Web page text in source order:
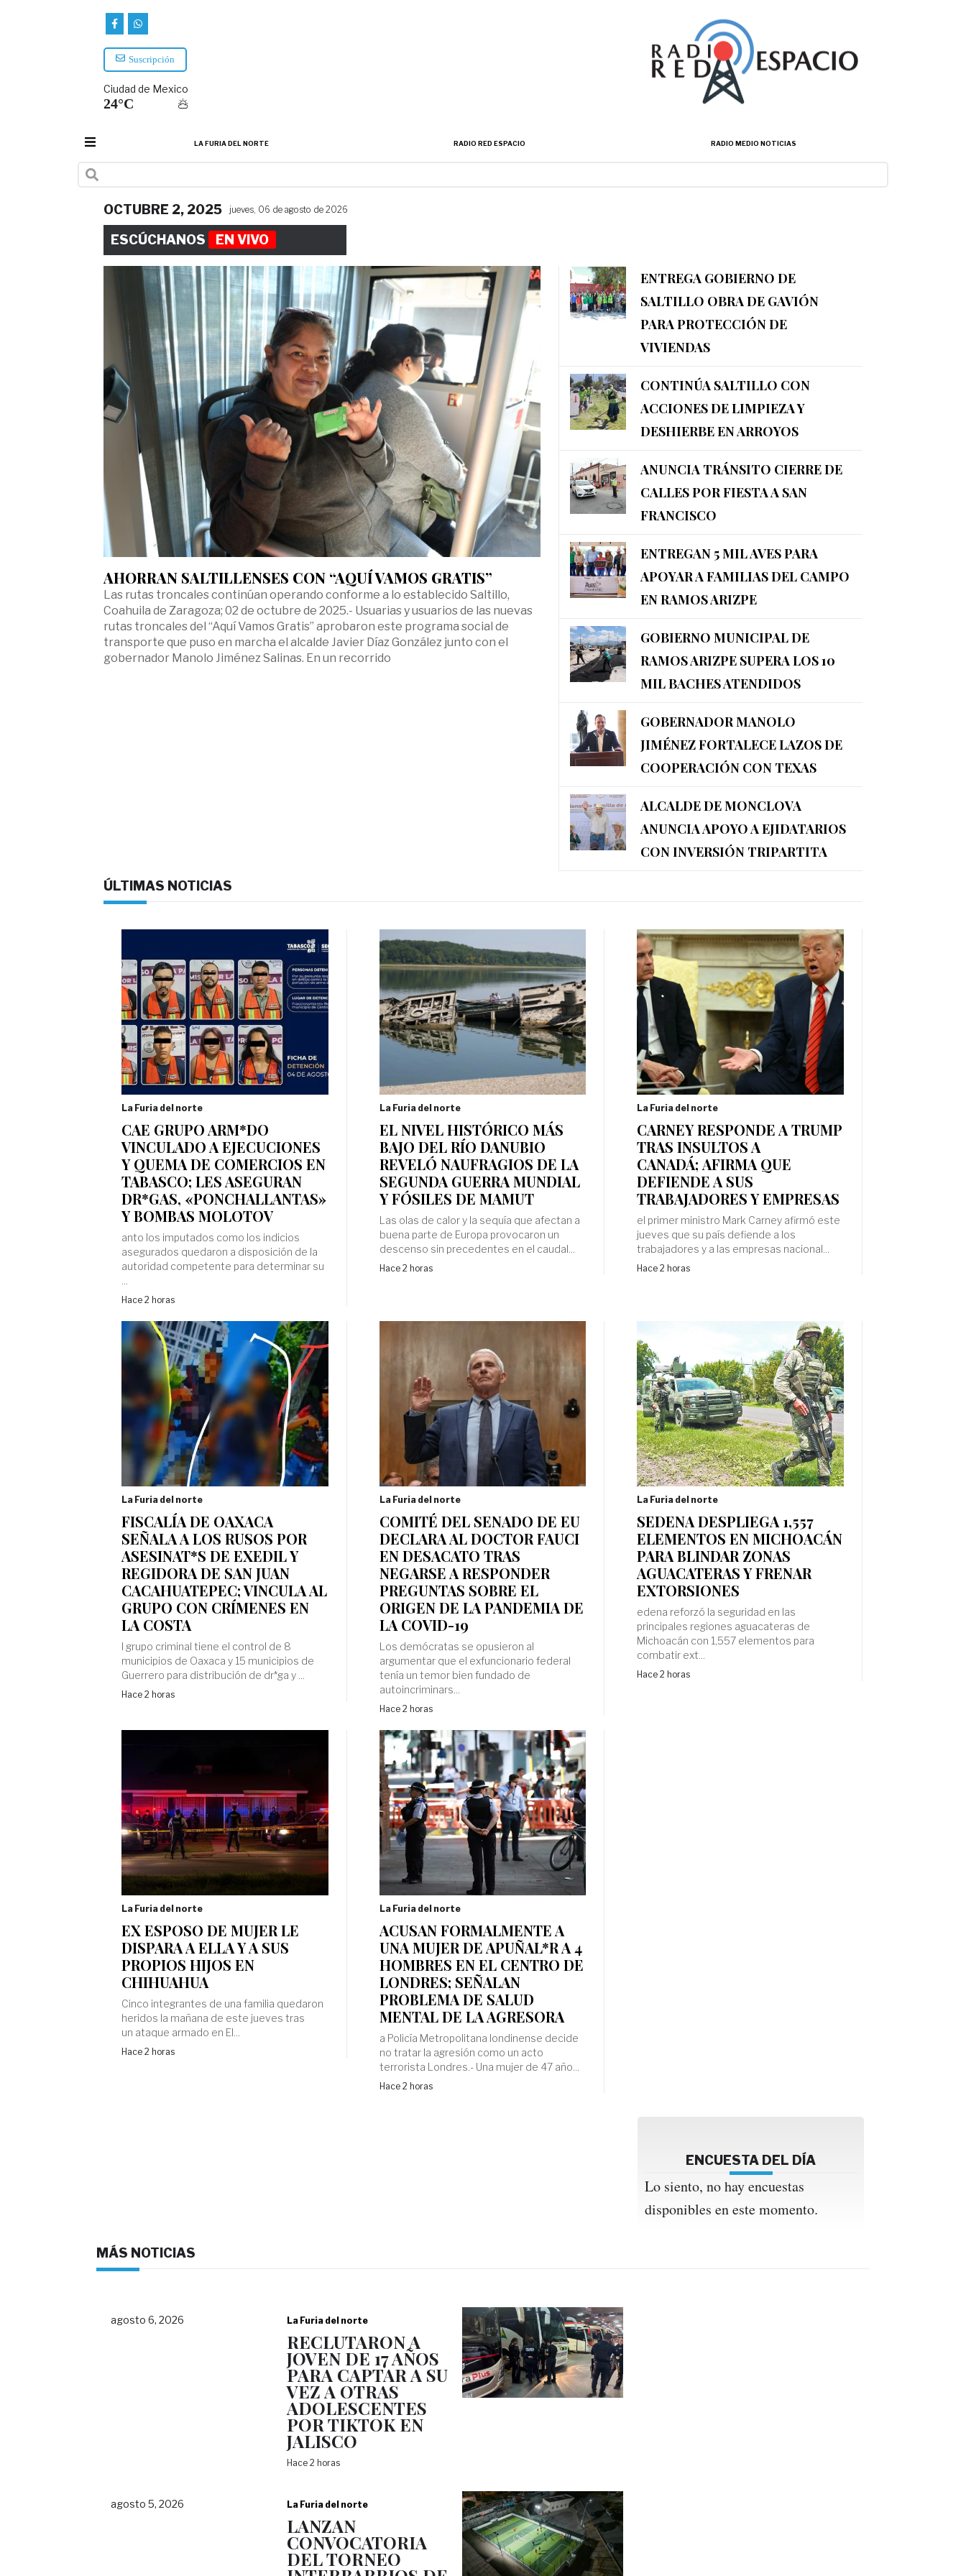
Suscripción
Ciudad de Mexico
24°C
LA FURIA DEL NORTE RADIO RED ESPACIO RADIO MEDIO NOTICIAS
OCTUBRE 2, 2025 jueves, 06 de agosto de 2026
ESCÚCHANOS EN VIVO
AHORRAN SALTILLENSES CON “AQUÍ VAMOS GRATIS”
Las rutas troncales continúan operando conforme a lo establecido Saltillo,
Coahuila de Zaragoza; 02 de octubre de 2025.- Usuarias y usuarios de las nuevas
rutas troncales del “Aquí Vamos Gratis” aprobaron este programa social de
transporte que puso en marcha el alcalde Javier Díaz González junto con el
gobernador Manolo Jiménez Salinas. En un recorrido
ENTREGA GOBIERNO DE
SALTILLO OBRA DE GAVIÓN
PARA PROTECCIÓN DE
VIVIENDAS
CONTINÚA SALTILLO CON
ACCIONES DE LIMPIEZA Y
DESHIERBE EN ARROYOS
ANUNCIA TRÁNSITO CIERRE DE
CALLES POR FIESTA A SAN
FRANCISCO
ENTREGAN 5 MIL AVES PARA
APOYAR A FAMILIAS DEL CAMPO
EN RAMOS ARIZPE
GOBIERNO MUNICIPAL DE
RAMOS ARIZPE SUPERA LOS 10
MIL BACHES ATENDIDOS
GOBERNADOR MANOLO
JIMÉNEZ FORTALECE LAZOS DE
COOPERACIÓN CON TEXAS
ALCALDE DE MONCLOVA
ANUNCIA APOYO A EJIDATARIOS
CON INVERSIÓN TRIPARTITA
ÚLTIMAS NOTICIAS
La Furia del norte
CAE GRUPO ARM*DO
VINCULADO A EJECUCIONES
Y QUEMA DE COMERCIOS EN
TABASCO; LES ASEGURAN
DR*GAS, «PONCHALLANTAS»
Y BOMBAS MOLOTOV
anto los imputados como los indicios
asegurados quedaron a disposición de la
autoridad competente para determinar su
Hace 2 horas
La Furia del norte
EL NIVEL HISTÓRICO MÁS
BAJO DEL RÍO DANUBIO
REVELÓ NAUFRAGIOS DE LA
SEGUNDA GUERRA MUNDIAL
Y FÓSILES DE MAMUT
Las olas de calor y la sequía que afectan a
buena parte de Europa provocaron un
descenso sin precedentes en el caudal...
Hace 2 horas
La Furia del norte
CARNEY RESPONDE A TRUMP
TRAS INSULTOS A
CANADÁ; AFIRMA QUE
DEFIENDE A SUS
TRABAJADORES Y EMPRESAS
el primer ministro Mark Carney afirmó este
jueves ⁠que su país defiende a los
trabajadores y a ‌las empresas nacional...
Hace 2 horas
La Furia del norte
FISCALÍA DE OAXACA
SEÑALA A LOS RUSOS POR
ASESINAT*S DE EXEDIL Y
REGIDORA DE SAN JUAN
CACAHUATEPEC; VINCULA AL
GRUPO CON CRÍMENES EN
LA COSTA
l grupo criminal tiene el control de 8
municipios de Oaxaca y 15 municipios de
Guerrero para distribución de dr*ga y ...
Hace 2 horas
La Furia del norte
COMITÉ DEL SENADO DE EU
DECLARA AL DOCTOR FAUCI
EN DESACATO TRAS
NEGARSE A RESPONDER
PREGUNTAS SOBRE EL
ORIGEN DE LA PANDEMIA DE
LA COVID-19
Los demócratas se opusieron al
argumentar que el exfuncionario federal
tenía un temor bien fundado de
autoincriminars...
Hace 2 horas
La Furia del norte
SEDENA DESPLIEGA 1,557
ELEMENTOS EN MICHOACÁN
PARA BLINDAR ZONAS
AGUACATERAS Y FRENAR
EXTORSIONES
edena reforzó la seguridad en las
principales regiones aguacateras de
Michoacán con 1,557 elementos para
combatir ext...
Hace 2 horas
La Furia del norte
EX ESPOSO DE MUJER LE
DISPARA A ELLA Y A SUS
PROPIOS HIJOS EN
CHIHUAHUA
Cinco integrantes de una familia quedaron
heridos la mañana de este jueves tras
un ataque armado en El...
Hace 2 horas
La Furia del norte
ACUSAN FORMALMENTE A
UNA MUJER DE APUÑAL*R A 4
HOMBRES EN EL CENTRO DE
LONDRES; SEÑALAN
PROBLEMA DE SALUD
MENTAL DE LA AGRESORA
a Policía Metropolitana londinense decide
no tratar la agresión como un acto
terrorista Londres.- Una mujer de 47 año...
Hace 2 horas
ENCUESTA DEL DÍA
Lo siento, no hay encuestas
disponibles en este momento.
MÁS NOTICIAS
agosto 6, 2026 La Furia del norte
RECLUTARON A
JOVEN DE 17 AÑOS
PARA CAPTAR A SU
VEZ A OTRAS
ADOLESCENTES
POR TIKTOK EN
JALISCO
Hace 2 horas
agosto 5, 2026 La Furia del norte
LANZAN
CONVOCATORIA
DEL TORNEO